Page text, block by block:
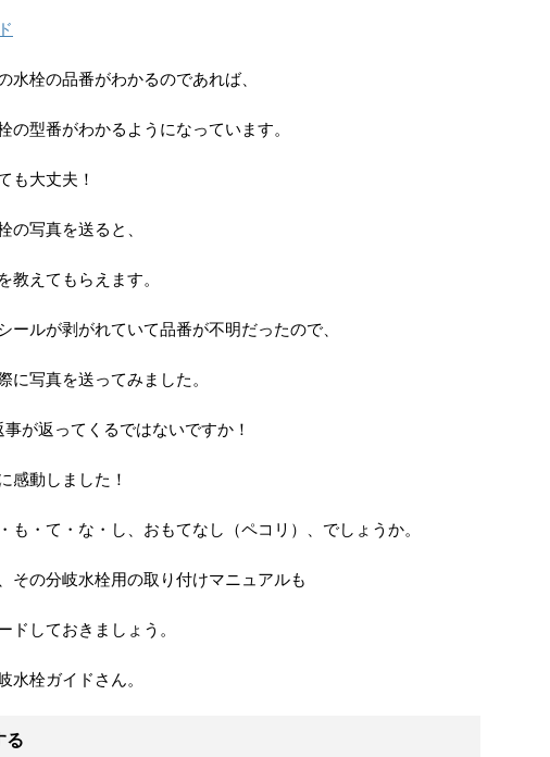
水栓の品番がわかるのであれば、
の型番がわかるようになっています。
も大丈夫！
の写真を送ると、
教えてもらえます。
ールが剥がれていて品番が不明だったので、
に写真を送ってみました。
が返ってくるではないですか！
感動しました！
も・て・な・し、おもてなし（ペコリ）、でしょうか。
その分岐水栓用の取り付けマニュアルも
ドしておきましょう。
水栓ガイドさん。
る